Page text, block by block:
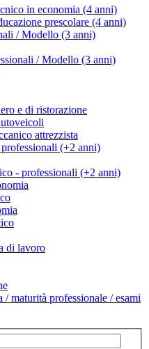
in economia (4 anni)
prescolare (4 anni)
/ Modello (3 anni)
/ Modello (3 anni)
e di ristorazione
attrezzista
(+2 anni)
- professionali (+2 anni)
di lavoro
maturità professionale / esami